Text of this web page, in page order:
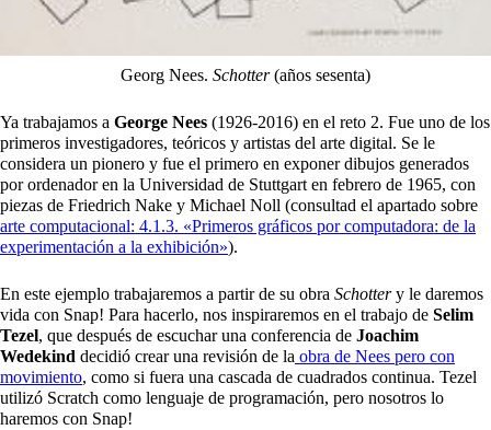
Georg Nees. Schotter(años sesenta)
Ya trabajamos a George Nees (1926-2016) en el reto 2. Fue uno de los
primeros investigadores, teóricos y artistas del arte digital. Se le
considera un pionero y fue el primero en exponer dibujos generados
por ordenador en la Universidad de Stuttgart en febrero de 1965, con
piezas de Friedrich Nake y Michael Noll (consultad el apartado sobre
arte computacional: 4.1.3. «Primeros gráficos por computadora: de la
experimentación a la exhibición»).
En este ejemplo trabajaremos a partir de su obra Schottery le daremos
vida con Snap! Para hacerlo, nos inspiraremos en el trabajo de Selim
Tezel, que después de escuchar una conferencia de Joachim
Wedekind decidió crear una revisión de la obra de Nees pero con
movimiento, como si fuera una cascada de cuadrados continua. Tezel
utilizó Scratch como lenguaje de programación, pero nosotros lo
haremos con Snap!